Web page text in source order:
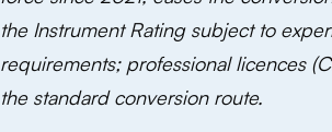
the Instrument Rating subject to
requirements; professional licences
the standard conversion route.